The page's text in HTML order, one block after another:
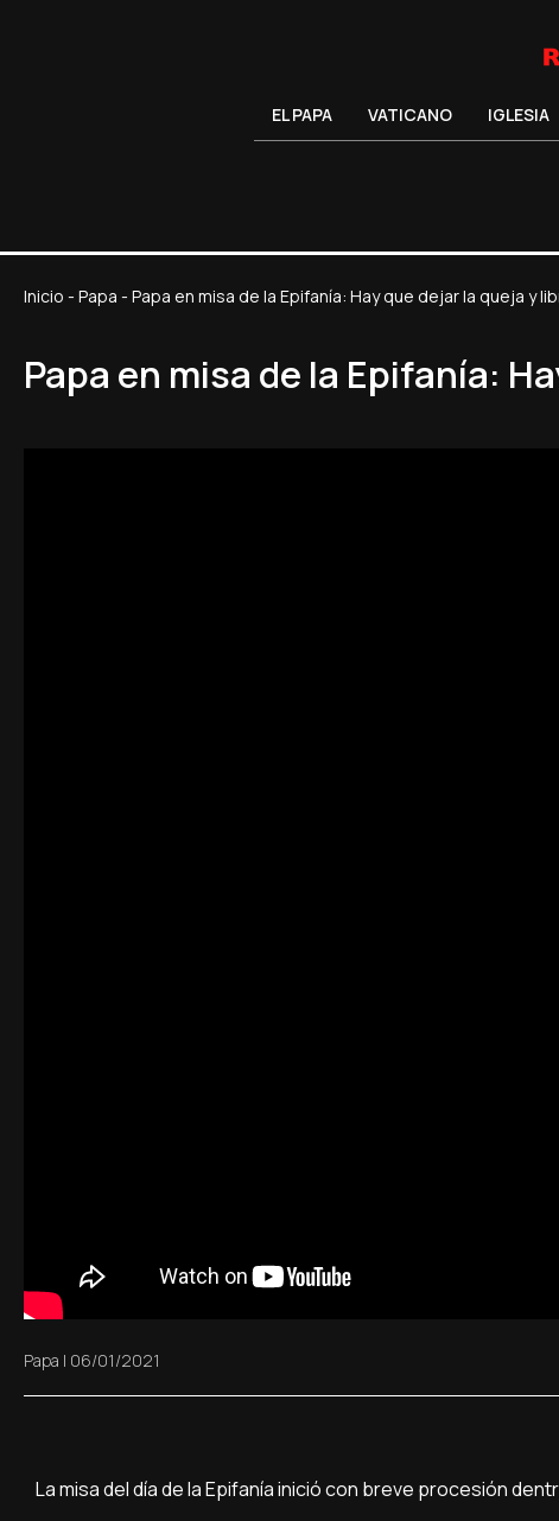
EL PAPA VATICANO IGLESIA
Inicio - Papa - Papa en misa de la Epifanía: Hay que dejar la queja y
Papa en misa de la Epifanía:
Papa | 06/01/2021
La misa del día de la Epifanía inició con breve procesión